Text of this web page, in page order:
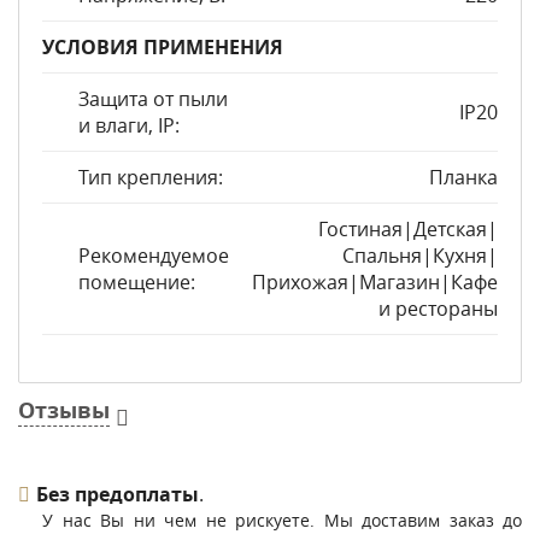
УСЛОВИЯ ПРИМЕНЕНИЯ
Защита от пыли
и влаги, IP:
IP20
Тип крепления: Планка
Рекомендуемое
помещение:
Гостиная|Детская|
Спальня|Кухня|
Прихожая|Магазин|Кафе
и рестораны
Отзывы
Без предоплаты.
У нас Вы ни чем не рискуете. Мы доставим заказ до